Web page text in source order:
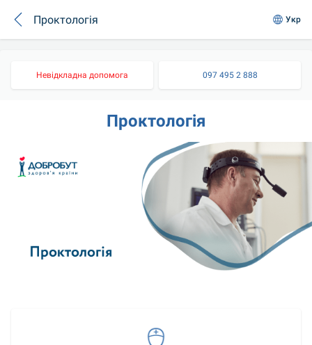
Проктологія Укр
Невідкладна допомога 097 495 2 888
Проктологія